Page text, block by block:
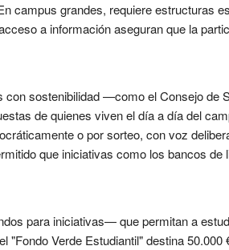
campus grandes, requiere estructuras
a información aseguran que la
sostenibilidad —como el Consejo de
de quienes viven el día a día del
o por sorteo, con voz
que iniciativas como los bancos de
para iniciativas— que permitan a
Verde Estudiantil" destina 50.000